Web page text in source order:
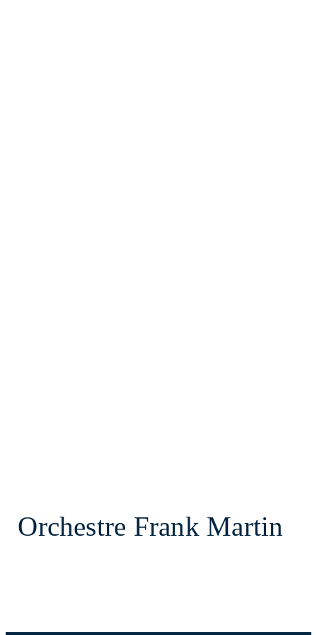
Orchestre Frank Martin